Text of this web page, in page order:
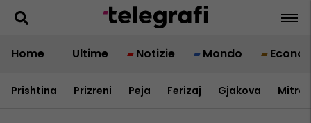
Home Ultime Notizie Mondo
Prishtina Prizreni Peja Ferizaj Gjakova